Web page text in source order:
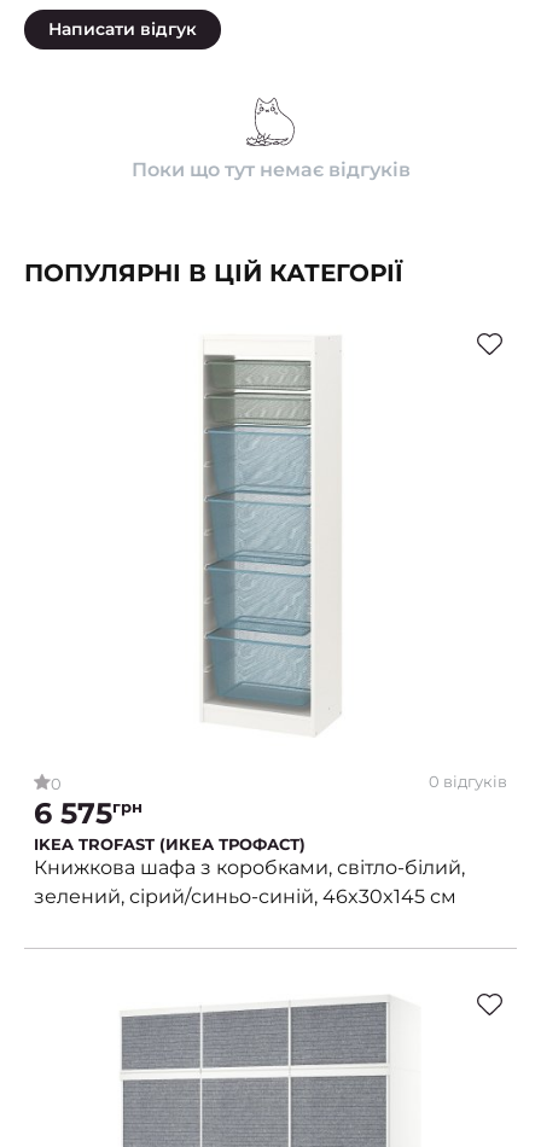
Написати відгук
Поки що тут немає відгуків
ПОПУЛЯРНІ В ЦІЙ КАТЕГОРІЇ
0 0 відгуків
6 575грн
IKEA TROFAST (ИКЕА ТРОФАСТ)
Книжкова шафа з коробками, світло-білий,
зелений, сірий/синьо-синій, 46x30x145 см